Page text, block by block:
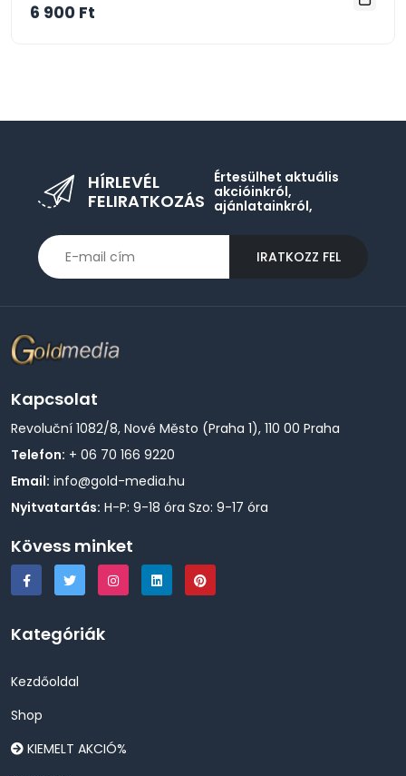
6 900 Ft
HÍRLEVÉL
FELIRATKOZÁS
Értesülhet aktuális
akcióinkról,
ajánlatainkról,
IRATKOZZ FEL
Kapcsolat
Revoluční 1082/8, Nové Město (Praha 1), 110 00 Praha
Telefon: + 06 70 166 9220
Email: info@gold-media.hu
Nyitvatartás: H-P: 9-18 óra Szo: 9-17 óra
Kövess minket
Kategóriák
Kezdőoldal
Shop
KIEMELT AKCIÓ%